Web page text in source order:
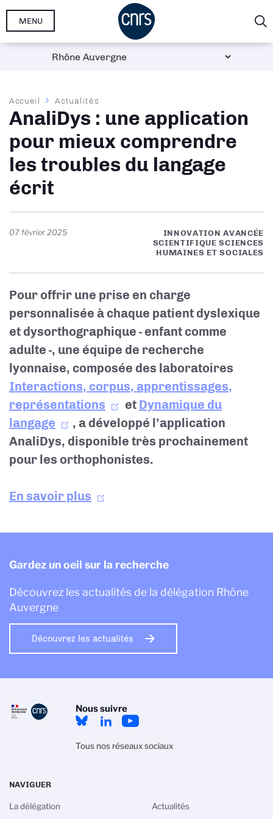
Aller
MENU
Fil
d'Ariane
Accueil Actualités
AnaliDys : une application
pour mieux comprendre
les troubles du langage
écrit
07 février 2025
INNOVATION AVANCÉE
SCIENTIFIQUE SCIENCES
HUMAINES ET SOCIALES
Pour offrir une prise en charge
personnalisée à chaque patient dyslexique
et dysorthographique - enfant comme
adulte -, une équipe de recherche
lyonnaise, composée des laboratoires
Interactions, corpus, apprentissages,
représentations
et Dynamique du
langage
, a développé l’application
AnaliDys, disponible très prochainement
pour les orthophonistes.
En savoir plus
Gardez un oeil sur la recherche
Découvrez les actualités de la délégation Rhône
Auvergne
Découvrez les actualités
Nous suivre
Tous nos réseaux sociaux
NAVIGUER
La délégation
Actualités